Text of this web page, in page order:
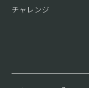
チャレンジ